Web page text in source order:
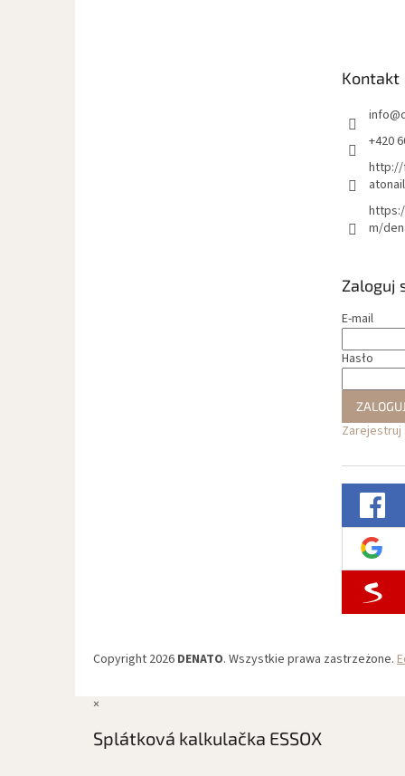
Kontakt
info@
+420
http://
m/
Zaloguj
E-mail
Hasło
Zarejestruj
Copyright 2026 DENATO. Wszystkie prawa zastrzeżone.
×
Splátková kalkulačka ESSOX